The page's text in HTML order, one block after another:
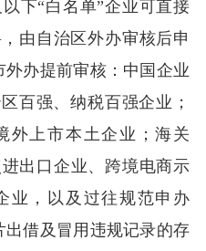
以下“白名单”企业可直接
由自治区外办审核后申
外办提前审核：中国企业
百强、纳税百强企业；
外上市本土企业；海关
出口企业、跨境电商示
业，以及过往规范申办
借及冒用违规记录的存